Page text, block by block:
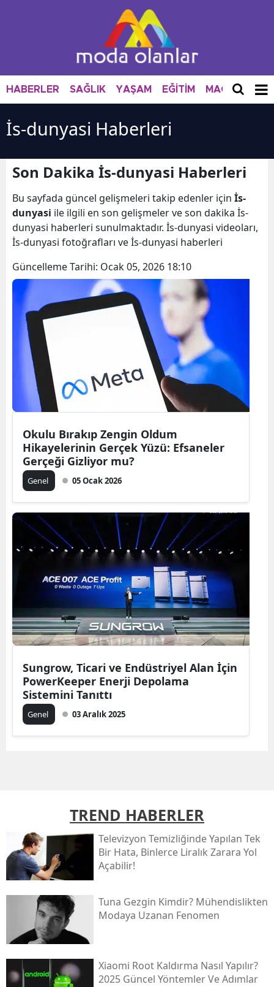
HABERLER SAĞLIK YAŞAM EĞİTİM MAGAZİN
İs-dunyasi Haberleri
Son Dakika İs-dunyasi Haberleri
Bu sayfada güncel gelişmeleri takip edenler için İs-
dunyasi ile ilgili en son gelişmeler ve son dakika İs-
dunyasi haberleri sunulmaktadır. İs-dunyasi videoları,
İs-dunyasi fotoğrafları ve İs-dunyasi haberleri
Güncelleme Tarihi: Ocak 05, 2026 18:10
Okulu Bırakıp Zengin Oldum
Hikayelerinin Gerçek Yüzü: Efsaneler
Gerçeği Gizliyor mu?
Genel 05 Ocak 2026
Sungrow, Ticari ve Endüstriyel Alan İçin
PowerKeeper Enerji Depolama
Sistemini Tanıttı
Genel 03 Aralık 2025
TREND HABERLER
Televizyon Temizliğinde Yapılan Tek
Bir Hata, Binlerce Liralık Zarara Yol
Açabilir!
Tuna Gezgin Kimdir? Mühendislikten
Modaya Uzanan Fenomen
Xiaomi Root Kaldırma Nasıl Yapılır?
2025 Güncel Yöntemler Ve Adımlar